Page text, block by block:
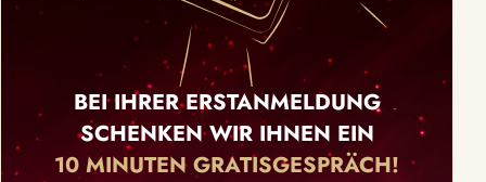
BEI IHRER ERSTANMELDUNG
SCHENKEN WIR IHNEN EIN
10 MINUTEN GRATISGESPRÄCH!